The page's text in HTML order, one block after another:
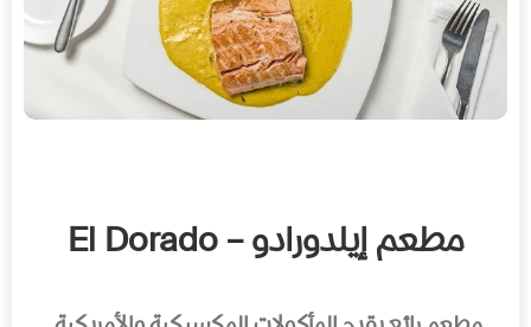
مطعم إيلدورادو – El Dorado